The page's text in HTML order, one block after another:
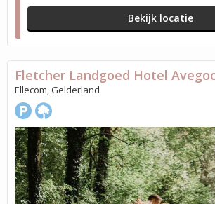
Bekijk locatie
Fletcher Landgoed Hotel
Ellecom, Gelderland